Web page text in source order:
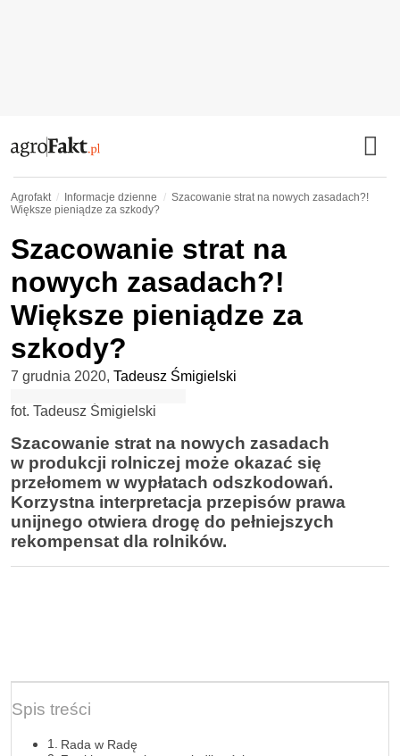
Agrofakt Informacje dzienne
Szacowanie strat na nowych zasadach?!
Większe pieniądze za szkody?
Szacowanie strat na
nowych zasadach?!
Większe pieniądze za
szkody?
7 grudnia 2020, Tadeusz Śmigielski
fot. Tadeusz Śmigielski
Szacowanie strat na nowych zasadach
w produkcji rolniczej może okazać się
przełomem w wypłatach odszkodowań.
Korzystna interpretacja przepisów prawa
unijnego otwiera drogę do pełniejszych
rekompensat dla rolników.
Spis treści
Rada w Radę